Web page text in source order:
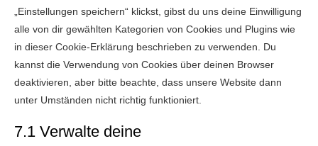
„Einstellungen speichern“ klickst, gibst du uns deine Einwilligung
alle von dir gewählten Kategorien von Cookies und Plugins wie
in dieser Cookie-Erklärung beschrieben zu verwenden. Du
kannst die Verwendung von Cookies über deinen Browser
deaktivieren, aber bitte beachte, dass unsere Website dann
unter Umständen nicht richtig funktioniert.
7.1 Verwalte deine